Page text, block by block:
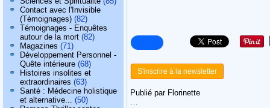
Contact avec l'Invisible
(Témoignages) (82)
Témoignages - Enquêtes
autour de la mort (82)
Magazines (71)
Développement Personnel -
Quête intérieure (68)
Histoires insolites et
extraordinaires (63)
Santé : Médecine holistique
et alternative... (50)
S'inscrire à la newsletter
Publié par Florinette
…